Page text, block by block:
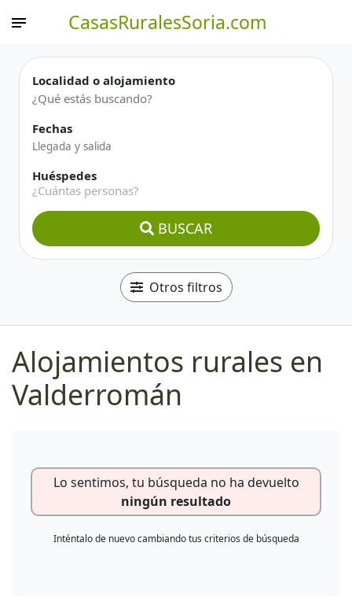
CasasRuralesSoria.com
Localidad o alojamiento
Fechas
Huéspedes
¿Cuántas personas?
BUSCAR
Otros filtros
Alojamientos rurales en
Valderromán
Lo sentimos, tu búsqueda no ha devuelto
ningún resultado
Inténtalo de nuevo cambiando tus criterios de búsqueda